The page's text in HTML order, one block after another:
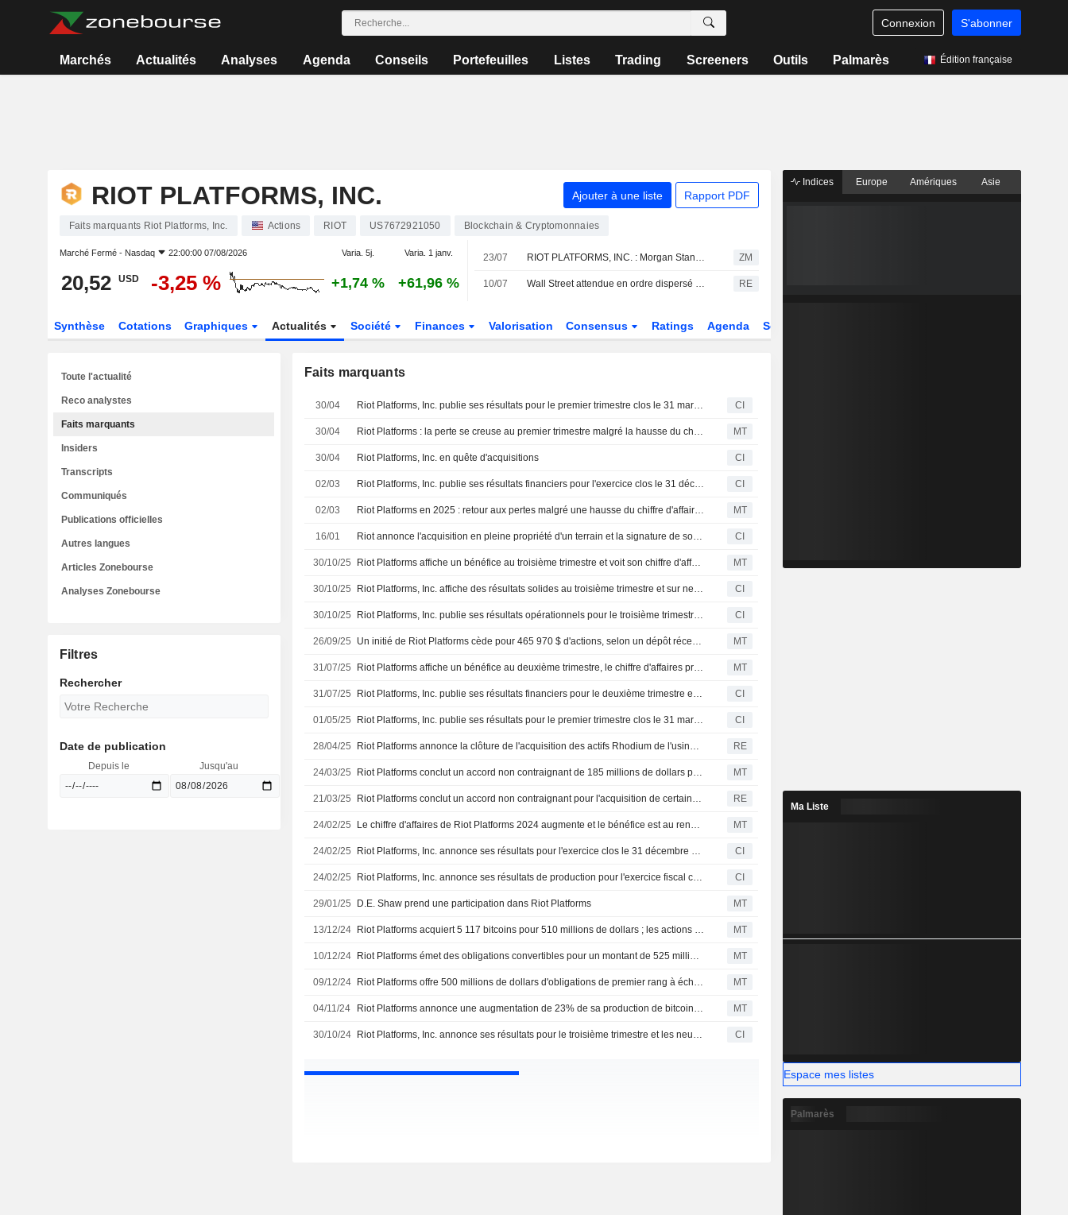
Connexion S'abonner
Marchés Actualités Analyses Agenda Conseils Portefeuilles Listes Trading Screeners Outils Palmarès Édition française
RIOT PLATFORMS, INC. Ajouter à une liste Rapport PDF
Faits marquants Riot Platforms, Inc. Actions RIOT US7672921050 Blockchain & Cryptomonnaies
Marché Fermé - Nasdaq 22:00:00 07/08/2026 Varia. 5j. Varia. 1 janv.
20,52 USD -3,25 % +1,74 % +61,96 %
23/07 RIOT PLATFORMS, INC. : Morgan Stanley à l'achat ZM
10/07 Wall Street attendue en ordre dispersé avant l'introduction en bourse de SK Hynix ; le Moyen-Orient sous surveillance RE
Synthèse Cotations Graphiques Actualités Société Finances Valorisation Consensus Ratings Agenda Secteur
Faits marquants
30/04 Riot Platforms, Inc. publie ses résultats pour le premier trimestre clos le 31 mars 2026 CI
30/04 Riot Platforms : la perte se creuse au premier trimestre malgré la hausse du chiffre d'affaires MT
30/04 Riot Platforms, Inc. en quête d'acquisitions CI
02/03 Riot Platforms, Inc. publie ses résultats financiers pour l'exercice clos le 31 décembre 2025 CI
02/03 Riot Platforms en 2025 : retour aux pertes malgré une hausse du chiffre d'affaires MT
16/01 Riot annonce l'acquisition en pleine propriété d'un terrain et la signature de son premier contrat de location de centre de données avec AMD sur le site de Rockdale CI
30/10/25 Riot Platforms affiche un bénéfice au troisième trimestre et voit son chiffre d'affaires progresser MT
30/10/25 Riot Platforms, Inc. affiche des résultats solides au troisième trimestre et sur neuf mois, clôturés au 30 septembre 2025 CI
30/10/25 Riot Platforms, Inc. publie ses résultats opérationnels pour le troisième trimestre clos le 30 septembre 2025 CI
26/09/25 Un initié de Riot Platforms cède pour 465 970 $ d'actions, selon un dépôt récent auprès de la SEC MT
31/07/25 Riot Platforms affiche un bénéfice au deuxième trimestre, le chiffre d'affaires progresse MT
31/07/25 Riot Platforms, Inc. publie ses résultats financiers pour le deuxième trimestre et le premier semestre clos le 30 juin 2025 CI
01/05/25 Riot Platforms, Inc. publie ses résultats pour le premier trimestre clos le 31 mars 2025 CI
28/04/25 Riot Platforms annonce la clôture de l'acquisition des actifs Rhodium de l'usine de Rockdale à la suite de l'accord de règlement annoncé précédemment RE
24/03/25 Riot Platforms conclut un accord non contraignant de 185 millions de dollars pour l'acquisition des actifs de Rhodium Encore et le règlement des litiges. MT
21/03/25 Riot Platforms conclut un accord non contraignant pour l'acquisition de certains actifs de Rhodium RE
24/02/25 Le chiffre d'affaires de Riot Platforms 2024 augmente et le bénéfice est au rendez-vous MT
24/02/25 Riot Platforms, Inc. annonce ses résultats pour l'exercice clos le 31 décembre 2024 CI
24/02/25 Riot Platforms, Inc. annonce ses résultats de production pour l'exercice fiscal clos le 31 décembre 2024 CI
29/01/25 D.E. Shaw prend une participation dans Riot Platforms MT
13/12/24 Riot Platforms acquiert 5 117 bitcoins pour 510 millions de dollars ; les actions augmentent MT
10/12/24 Riot Platforms émet des obligations convertibles pour un montant de 525 millions de dollars MT
09/12/24 Riot Platforms offre 500 millions de dollars d'obligations de premier rang à échéance 2030 MT
04/11/24 Riot Platforms annonce une augmentation de 23% de sa production de bitcoins en octobre par rapport à septembre MT
30/10/24 Riot Platforms, Inc. annonce ses résultats pour le troisième trimestre et les neuf mois clos le 30 septembre 2024 CI
Toute l'actualité
Reco analystes
Faits marquants
Insiders
Transcripts
Communiqués
Publications officielles
Autres langues
Articles Zonebourse
Analyses Zonebourse
Filtres
Rechercher
Date de publication
Depuis le Jusqu'au
Indices Europe Amériques Asie
Ma Liste
Espace mes listes
Palmarès